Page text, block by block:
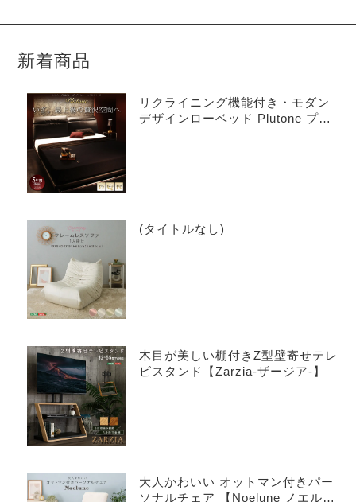
新着商品
リクライニング機能付き・モダン
デザインローベッド Plutone プル
(タイトルなし)
木目が美しい棚付きZ型壁寄せテレ
ビスタンド【Zarzia-ザージア-】
大人かわいい オットマン付きパー
ソナルチェア 【Noelune ノエル